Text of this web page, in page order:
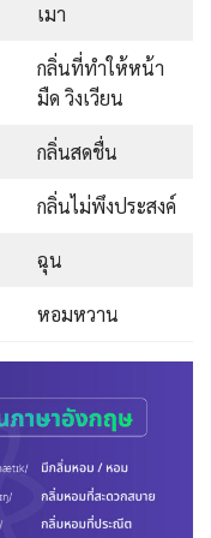
เมา
กลิ่นที่ทำให้หน้า
มืด วิงเวียน
กลิ่นสดชื่น
กลิ่นไม่พึงประสงค์
ฉุน
หอมหวาน